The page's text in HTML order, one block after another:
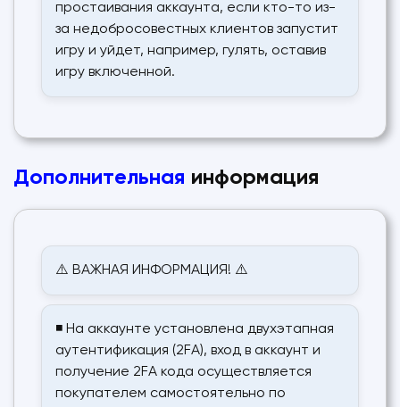
простаивания аккаунта, если кто-то из-
за недобросовестных клиентов запустит
игру и уйдет, например, гулять, оставив
игру включенной.
Дополнительная информация
⚠️ ВАЖНАЯ ИНФОРМАЦИЯ! ⚠️
◾ На аккаунте установлена двухэтапная
аутентификация (2FA), вход в аккаунт и
получение 2FA кода осуществляется
покупателем самостоятельно по